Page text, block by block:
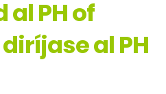
PH of
al PH